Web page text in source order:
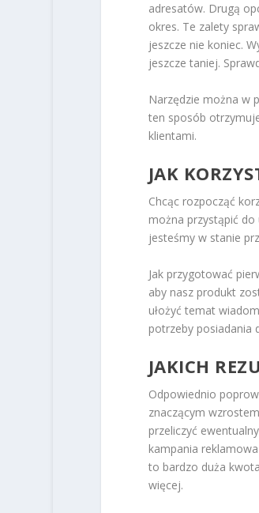
adresatów. Drugą
okres. Te zalety
jeszcze nie koniec.
jeszcze taniej.
Narzędzie można w
ten sposób
klientami.
JAK
Chcąc rozpocząć
można przystąpić
jesteśmy w stanie
Jak przygotować
aby nasz produkt
ułożyć temat
potrzeby posiadania
JAKICH
Odpowiednio
znaczącym
przeliczyć
kampania
to bardzo duża
więcej.